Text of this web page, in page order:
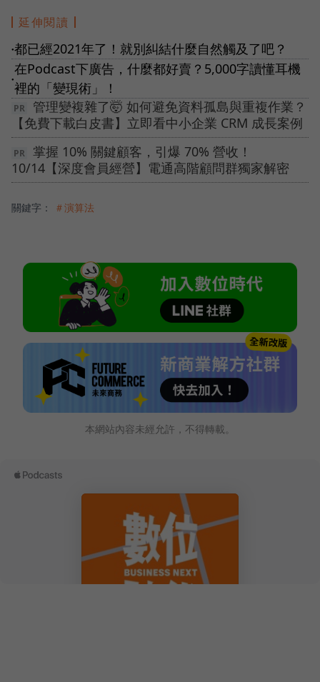
延伸閱讀
●都已經2021年了！就別糾結什麼自然觸及了吧？
●
在Podcast下廣告，什麼都好賣？5,000字讀懂耳機
裡的「變現術」！
管理變複雜了🤯 如何避免資料孤島與重複作業？
【免費下載白皮書】立即看中小企業 CRM 成長案例
掌握 10% 關鍵顧客，引爆 70% 營收！
10/14【深度會員經營】電通高階顧問群獨家解密
關鍵字： ＃演算法
本網站內容未經允許，不得轉載。